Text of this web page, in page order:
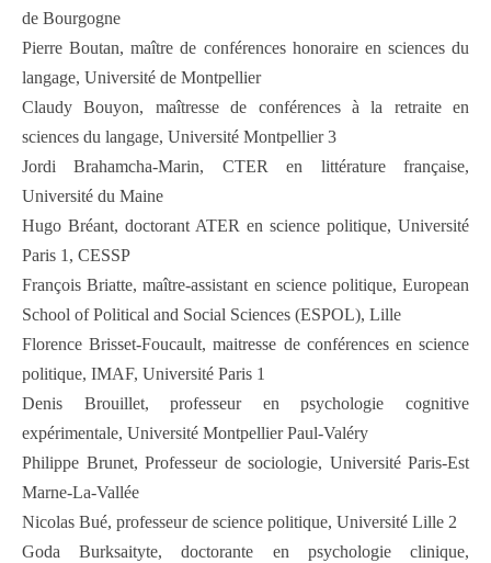
de Bourgogne
Pierre Boutan, maître de conférences honoraire en sciences du
langage, Université de Montpellier
Claudy Bouyon, maîtresse de conférences à la retraite en
sciences du langage, Université Montpellier 3
Jordi Brahamcha-Marin, CTER en littérature française,
Université du Maine
Hugo Bréant, doctorant ATER en science politique, Université
Paris 1, CESSP
François Briatte, maître-assistant en science politique, European
School of Political and Social Sciences (ESPOL), Lille
Florence Brisset-Foucault, maitresse de conférences en science
politique, IMAF, Université Paris 1
Denis Brouillet, professeur en psychologie cognitive
expérimentale, Université Montpellier Paul-Valéry
Philippe Brunet, Professeur de sociologie, Université Paris-Est
Marne-La-Vallée
Nicolas Bué, professeur de science politique, Université Lille 2
Goda Burksaityte, doctorante en psychologie clinique,